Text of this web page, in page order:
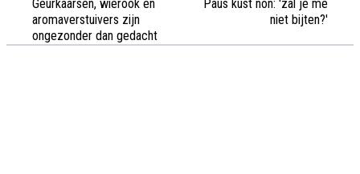
Geurkaarsen, wierook en
aromaverstuivers zijn
ongezonder dan gedacht
Paus kust non: 'zal je me
niet bijten?'